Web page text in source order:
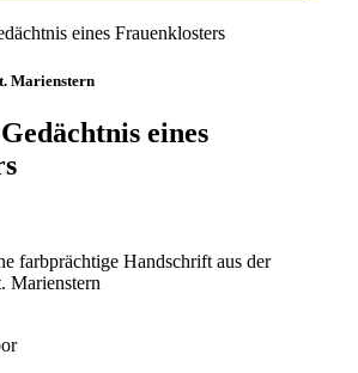
eines Frauenklosters
Marienstern
eines